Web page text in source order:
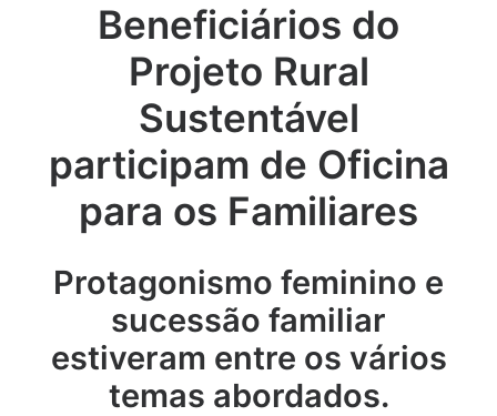
JANELA DO CONHECIMENTO
RESULTADOS ALCANÇADOS
Beneficiários do
Projeto Rural
Sustentável
participam de Oficina
para os Familiares
Protagonismo feminino e
sucessão familiar
estiveram entre os vários
temas abordados.